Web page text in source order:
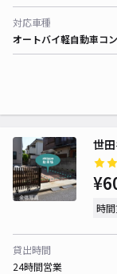
対応車種
オートバイ軽自動車コ
世
時
貸出時間
24時間営業